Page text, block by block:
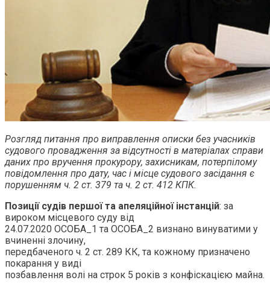
Розгляд питання про виправлення описки без учасників
судового провадження за відсутності в матеріалах справи
даних про вручення прокурору, захисникам, потерпілому
повідомлення про дату, час і місце судового засідання є
порушенням ч. 2 ст. 379 та ч. 2 ст. 412 КПК.
Позиції судів першої та апеляційної інстанцій: за
вироком місцевого суду від
24.07.2020 ОСОБА_1 та ОСОБА_2 визнано винуватими у
вчиненні злочину,
передбаченого ч. 2 ст. 289 КК, та кожному призначено
покарання у виді
позбавлення волі на строк 5 років з конфіскацією майна.